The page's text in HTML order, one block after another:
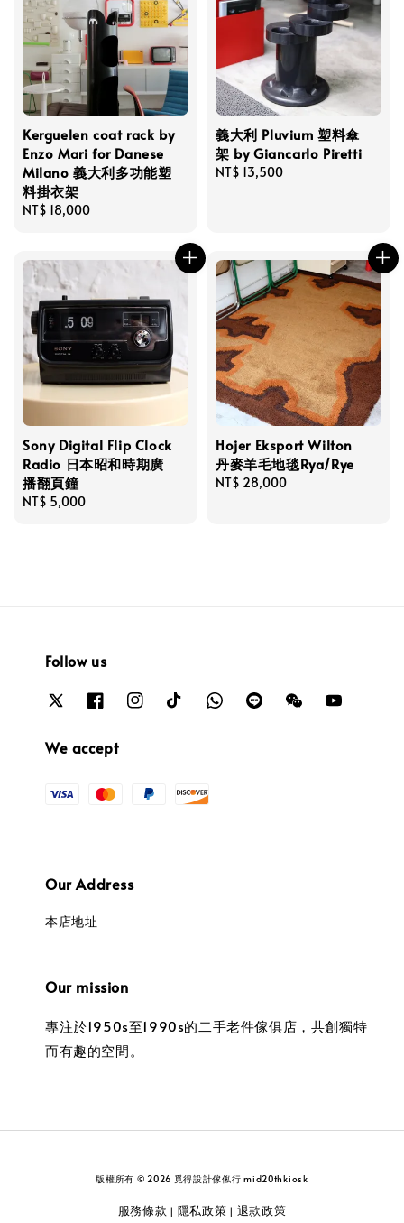
Kerguelen coat rack by
Enzo Mari for Danese
Milano 義大利多功能塑
料掛衣架
Regular
NT$ 18,000
義大利 Pluvium 塑料傘
架 by Giancarlo Piretti
Regular
NT$ 13,500
Sony Digital Flip Clock
Radio 日本昭和時期廣
播翻頁鐘
Regular
NT$ 5,000
Hojer Eksport Wilton
丹麥羊毛地毯Rya/Rye
Regular
NT$ 28,000
Follow us
We accept
Our Address
本店地址
Our mission
專注於1950s至1990s的二手老件傢俱店，共創獨特
而有趣的空間。
版權所有 © 2026 覓得設計傢俬行 mid20thkiosk
服務條款 | 隱私政策 | 退款政策